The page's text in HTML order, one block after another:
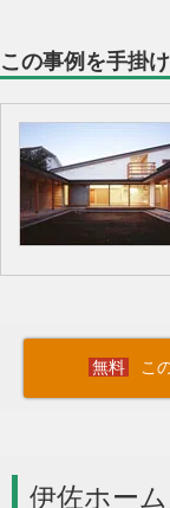
この事例を手掛
こ
伊佐ホー